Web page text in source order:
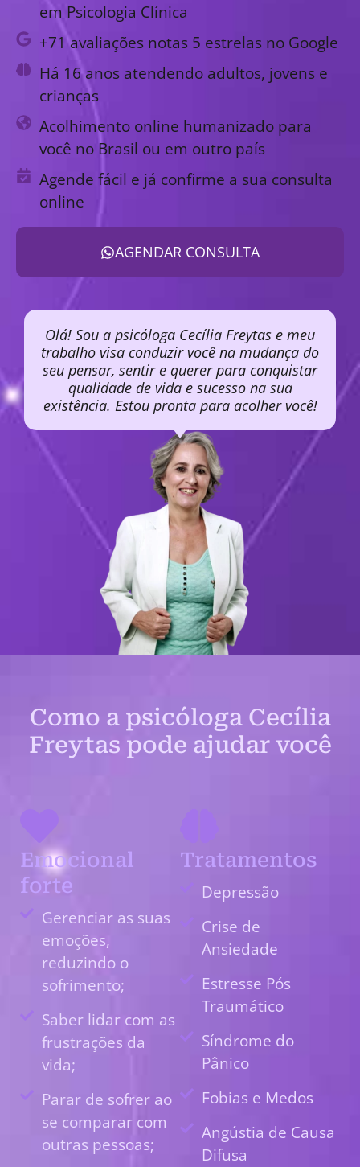
em Psicologia Clínica
+71 avaliações notas 5 estrelas no Google
Há 16 anos atendendo adultos, jovens e
crianças
Acolhimento online humanizado para
você no Brasil ou em outro país
Agende fácil e já confirme a sua consulta
online
AGENDAR CONSULTA
Olá! Sou a psicóloga Cecília Freytas e meu
trabalho visa conduzir você na mudança do
seu pensar, sentir e querer para conquistar
qualidade de vida e sucesso na sua
existência. Estou pronta para acolher você!
Como a psicóloga Cecília
Freytas pode ajudar você
Emocional
forte
Gerenciar as suas
emoções,
reduzindo o
sofrimento;
Saber lidar com as
frustrações da
vida;
Parar de sofrer ao
se comparar com
outras pessoas;
Tratamentos
Depressão
Crise de
Ansiedade
Estresse Pós
Traumático
Síndrome do
Pânico
Fobias e Medos
Angústia de Causa
Difusa